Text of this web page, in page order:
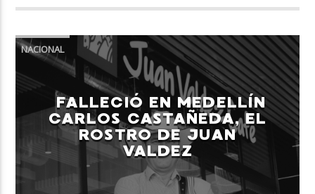
NACIONAL
FALLECIÓ EN MEDELLÍN
CARLOS CASTAÑEDA, EL
ROSTRO DE JUAN
VALDEZ